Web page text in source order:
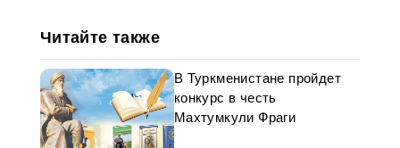
Читайте также
В Туркменистане пройдет
конкурс в честь
Махтумкули Фраги